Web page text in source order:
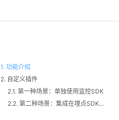
1. 功能介绍
2. 自定义插件
2.1. 第一种场景：单独使用监控SDK
2.2. 第二种场景：集成在埋点SDK中使用监控SDK功能